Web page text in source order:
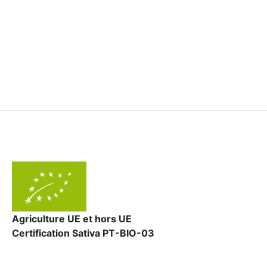
Agriculture UE et hors UE
Certification Sativa PT-BIO-03